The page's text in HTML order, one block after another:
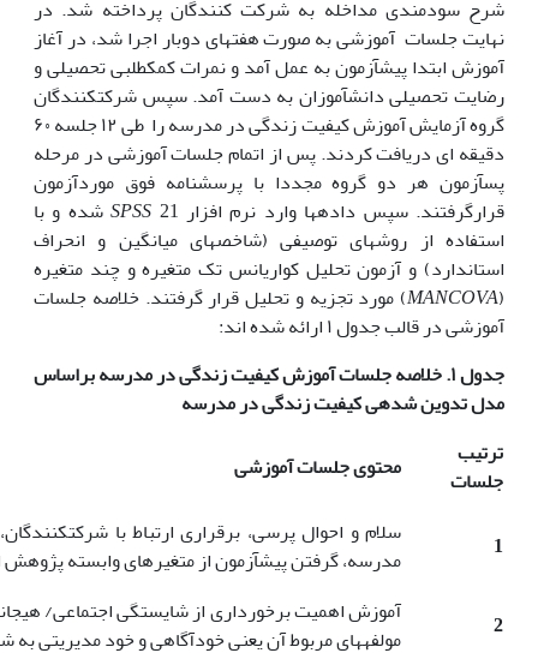
شرح سودمندی مداخله به شرکت کنندگان پرداخته شد. در
نهایت جلسات آموزشی به صورت هفته­ای دوبار اجرا شد، در آغاز
آموزش ابتدا پیش­آزمون به عمل آمد و نمرات کمک­طلبی تحصیلی و
رضایت تحصیلی دانش­آموزان به دست آمد. سپس شرکت­کنندگان
گروه آزمایش آموزش کیفیت زندگی در مدرسه را طی ۱۲ جلسه ۶۰
دقیقه ای دریافت کردند. پس از اتمام جلسات آموزشی در مرحله
پس­آزمون هر دو گروه مجددا با پرسشنامه فوق موردآزمون
قرارگرفتند. سپس داده­ها وارد نرم افزار 21
SPSSشده و با
استفاده از روش­های توصیفی (شاخص­های میانگین و انحراف
استاندارد) و آزمون تحلیل کواریانس تک متغیره و چند متغیره
(
MANCOVA) مورد تجزیه و تحلیل قرار گرفتند. خلاصه جلسات
آموزشی در قالب جدول ۱ ارائه شده اند:
جدول ۱. خلاصه جلسات آموزش کیفیت زندگی در مدرسه براساس
مدل تدوین شده­ی کیفیت زندگی در مدرسه
ترتیب
جلسات
محتوی جلسات آموزشی
1
سلام و احوال پرسی، برقراری ارتباط با
مدرسه، گرفتن پیش­آزمون از متغیرهای وابسته پژوهش
2
آموزش اهمیت برخورداری از شایستگی اجتماعی/
مولفه­های مربوط آن یعنی خودآگاهی و خود مدیریتی به